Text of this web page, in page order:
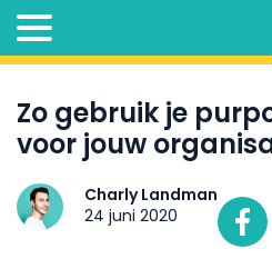
Zo gebruik je
voor jouw
Charly Landman
24 juni 2020